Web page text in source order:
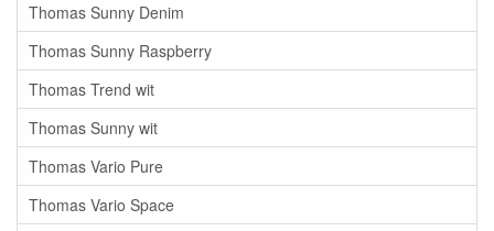
Thomas Sunny Denim
Thomas Sunny Raspberry
Thomas Trend wit
Thomas Sunny wit
Thomas Vario Pure
Thomas Vario Space